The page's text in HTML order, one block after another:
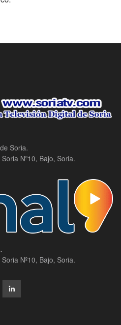
Soria.
Nº10, Bajo, Soria.
Nº10, Bajo, Soria.